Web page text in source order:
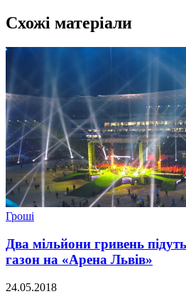
Схожі матеріали
Гроші
Два мільйони гривень
газон на «Арена Львів»
24.05.2018